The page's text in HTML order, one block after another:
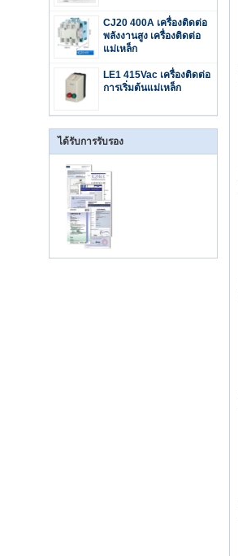
CJ20 400A เครื่องติดต่อ
พลังงานสูง เครื่องติดต่อ
แม่เหล็ก
LE1 415Vac เครื่องติดต่อ
การเริ่มต้นแม่เหล็ก
ได้รับการรับรอง